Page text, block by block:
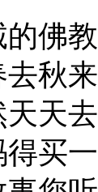
的佛
去秋
天
得买